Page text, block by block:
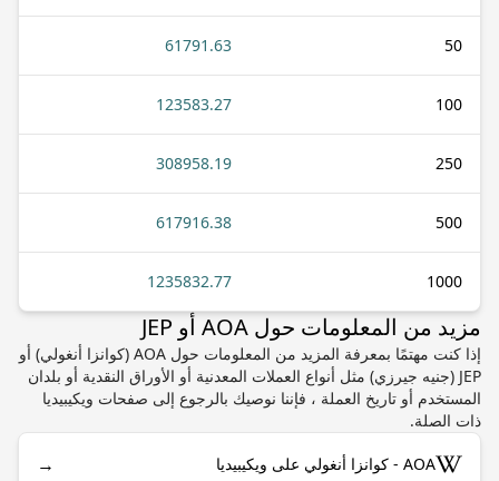
50
61791.63
100
123583.27
250
308958.19
500
617916.38
1000
1235832.77
مزيد من المعلومات حول AOA أو JEP
إذا كنت مهتمًا بمعرفة المزيد من المعلومات حول AOA (كوانزا أنغولي) أو
JEP (جنيه جيرزي) مثل أنواع العملات المعدنية أو الأوراق النقدية أو بلدان
المستخدم أو تاريخ العملة ، فإننا نوصيك بالرجوع إلى صفحات ويكيبيديا
ذات الصلة.
AOA - كوانزا أنغولي على ويكيبيديا →